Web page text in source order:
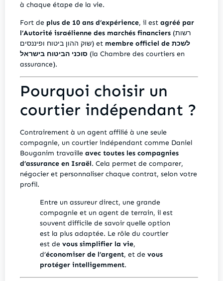
à chaque étape de la vie.
Fort de plus de 10 ans d’expérience, il est agréé par
l’Autorité israélienne des marchés financiers (רשות
שוק ההון ביטוח ופיננסים) et membre officiel de לשכת
סוכני הביטוח בישראל (la Chambre des courtiers en
assurance).
Pourquoi choisir un
courtier indépendant ?
Contrairement à un agent affilié à une seule
compagnie, un courtier indépendant comme Daniel
Bouganim travaille avec toutes les compagnies
d’assurance en Israël. Cela permet de comparer,
négocier et personnaliser chaque contrat, selon votre
profil.
Entre un assureur direct, une grande
compagnie et un agent de terrain, il est
souvent difficile de savoir quelle option
est la plus adaptée. Le rôle du courtier
est de vous simplifier la vie,
d’économiser de l’argent, et de vous
protéger intelligemment.